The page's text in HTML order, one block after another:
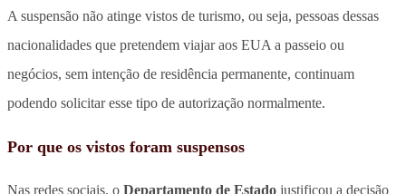
A suspensão não atinge vistos de turismo, ou seja, pessoas dessas
nacionalidades que pretendem viajar aos EUA a passeio ou
negócios, sem intenção de residência permanente, continuam
podendo solicitar esse tipo de autorização normalmente.
Por que os vistos foram suspensos
Nas redes sociais, o Departamento de Estado justificou a decisão